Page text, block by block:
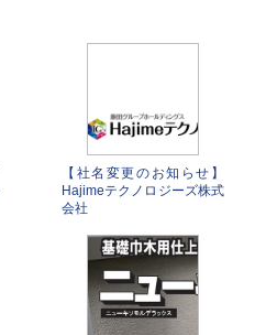
【社名変更のお知らせ】
Hajimeテクノロジーズ株式
会社